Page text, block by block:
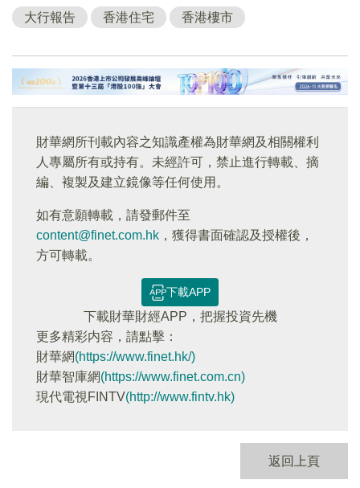
大行報告 香港住宅 香港樓市
財華網所刊載內容之知識產權為財華網及相關權利
人專屬所有或持有。未經許可，禁止進行轉載、摘
編、複製及建立鏡像等任何使用。
如有意願轉載，請發郵件至
content@finet.com.hk ，獲得書面確認及授權後，
方可轉載。
下載APP
下載財華財經APP，把握投資先機
更多精彩内容，請點擊：
財華網(https://www.finet.hk/)
財華智庫網(https://www.finet.com.cn)
現代電視FINTV(http://www.fintv.hk)
返回上頁